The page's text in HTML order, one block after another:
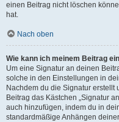
einen Beitrag nicht löschen
hat.
Nach oben
Wie kann ich meinem Beitrag
Um eine Signatur an deinen
solche in den Einstellungen in
Nachdem du die Signatur erstellt
Beitrag das Kästchen „Signatur
auch hinzufügen, indem du in
standardmäßige Anhängen